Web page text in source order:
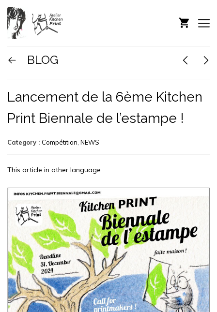
BLOG
Lancement de la 6ème Kitchen
Print Biennale de l’estampe !
Category : Compétition, NEWS
This article in other language